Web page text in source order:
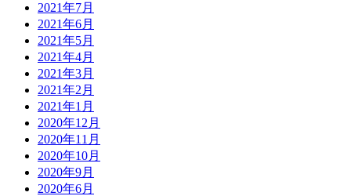
2021年7月
2021年6月
2021年5月
2021年4月
2021年3月
2021年2月
2021年1月
2020年12月
2020年11月
2020年10月
2020年9月
2020年6月